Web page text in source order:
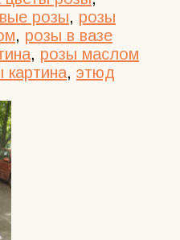
розы, розы
, розы в вазе
, розы маслом
картина, этюд